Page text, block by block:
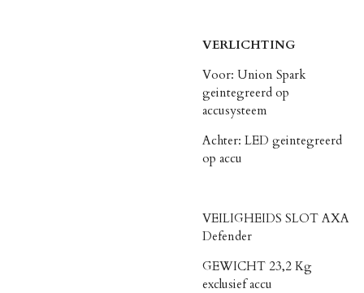
VERLICHTING
Voor: Union Spark
geintegreerd op
accusysteem
Achter: LED geintegreerd
op accu
VEILIGHEIDS SLOT AXA
Defender
GEWICHT 23,2 Kg
exclusief accu